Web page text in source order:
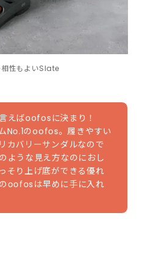
相性もよいSlate
えばoofosに決まり！
No.1のoofos。履きやすい
カバリーサンダルなので
ような見え方なのにおし
そり上げ底ができる優れ
oofosは早めに手に入れ